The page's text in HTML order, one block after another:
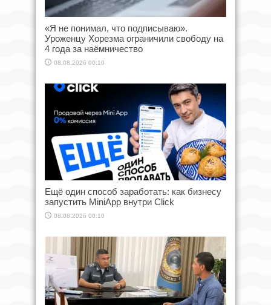
«Я не понимал, что подписываю».
Уроженцу Хорезма ограничили свободу на
4 года за наёмничество
08.08.2026 00:10
Ещё один способ заработать: как бизнесу
запустить MiniApp внутри Click
08.08.2026 00:10